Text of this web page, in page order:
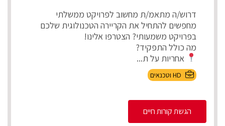
דרוש/ה מתאמ/ת מחשוב לפרויקט ממשלתי
מחפשים להתחיל את הקריירה הטכנולוגית שלכם
בפרויקט משמעותי? הצטרפו אלינו!
מה כולל התפקיד?
אחריות על ת...
HD וטכנאים
הגשת קורות חיים